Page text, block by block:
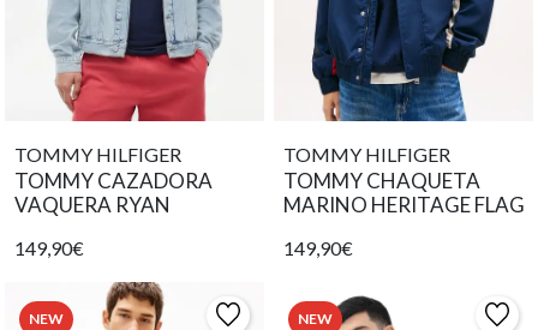
TOMMY HILFIGER
TOMMY CAZADORA
VAQUERA RYAN
149,90€
TOMMY HILFIGER
TOMMY CHAQUETA
MARINO HERITAGE FLAG
149,90€
NEW NEW